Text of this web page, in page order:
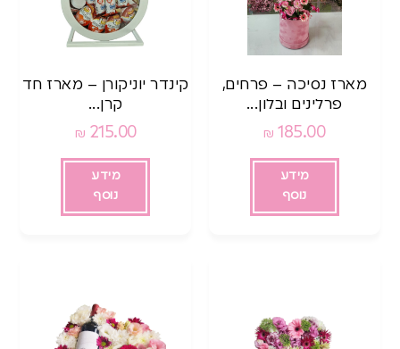
מארז נסיכה – פרחים,
פרלינים ובלון...
185.00
₪
מידע
נוסף
קינדר יוניקורן – מארז חד
קרן...
215.00
₪
מידע
נוסף